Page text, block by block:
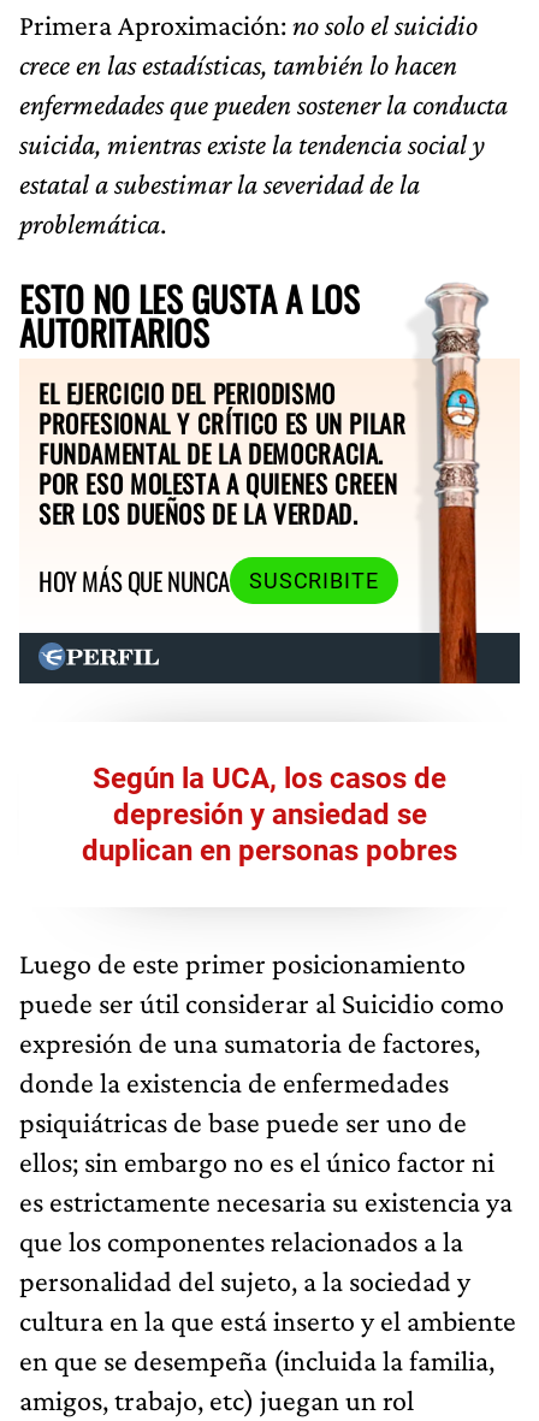
Primera Aproximación:no solo el suicidio
crece en las estadísticas, también lo hacen
enfermedades que pueden sostener la conducta
suicida, mientras existe la tendencia social y
estatal a subestimar la severidad de la
problemática.
ESTO NO LES GUSTA A LOS
AUTORITARIOS
EL EJERCICIO DEL PERIODISMO
PROFESIONAL Y CRÍTICO ES UN PILAR
FUNDAMENTAL DE LA DEMOCRACIA.
POR ESO MOLESTA A QUIENES CREEN
SER LOS DUEÑOS DE LA VERDAD.
HOY MÁS QUE NUNCA
SUSCRIBITE
Según la UCA, los casos de
depresión y ansiedad se
duplican en personas pobres
Luego de este primer posicionamiento
puede ser útil considerar al Suicidio como
expresión de una sumatoria de factores,
donde la existencia de enfermedades
psiquiátricas de base puede ser uno de
ellos; sin embargo no es el único factor ni
es estrictamente necesaria su existencia ya
que los componentes relacionados a la
personalidad del sujeto, a la sociedad y
cultura en la que está inserto y el ambiente
en que se desempeña (incluida la familia,
amigos, trabajo, etc) juegan un rol